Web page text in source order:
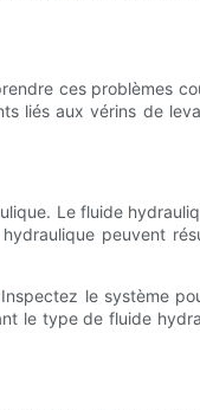
ces problèmes
liés aux vérins de
Le fluide
peuvent
le système
le type de fluide